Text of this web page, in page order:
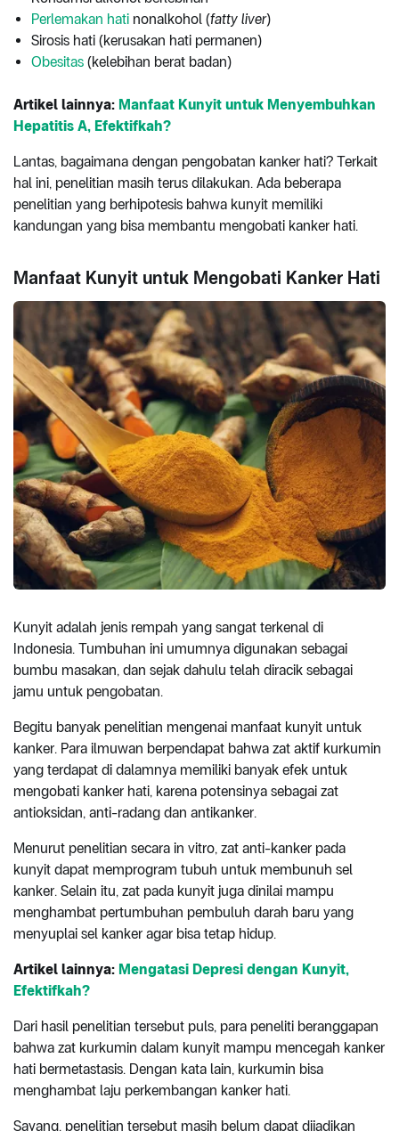
Perlemakan hati nonalkohol (fatty liver)
Sirosis hati (kerusakan hati permanen)
Obesitas (kelebihan berat badan)
Artikel lainnya: Manfaat Kunyit untuk Menyembuhkan
Hepatitis A, Efektifkah?
Lantas, bagaimana dengan pengobatan kanker hati? Terkait
hal ini, penelitian masih terus dilakukan. Ada beberapa
penelitian yang berhipotesis bahwa kunyit memiliki
kandungan yang bisa membantu mengobati kanker hati.
Manfaat Kunyit untuk Mengobati Kanker Hati
Kunyit adalah jenis rempah yang sangat terkenal di
Indonesia. Tumbuhan ini umumnya digunakan sebagai
bumbu masakan, dan sejak dahulu telah diracik sebagai
jamu untuk pengobatan.
Begitu banyak penelitian mengenai manfaat kunyit untuk
kanker. Para ilmuwan berpendapat bahwa zat aktif kurkumin
yang terdapat di dalamnya memiliki banyak efek untuk
mengobati kanker hati, karena potensinya sebagai zat
antioksidan, anti-radang dan antikanker.
Menurut penelitian secara in vitro, zat anti-kanker pada
kunyit dapat memprogram tubuh untuk membunuh sel
kanker. Selain itu, zat pada kunyit juga dinilai mampu
menghambat pertumbuhan pembuluh darah baru yang
menyuplai sel kanker agar bisa tetap hidup.
Artikel lainnya: Mengatasi Depresi dengan Kunyit,
Efektifkah?
Dari hasil penelitian tersebut puls, para peneliti beranggapan
bahwa zat kurkumin dalam kunyit mampu mencegah kanker
hati bermetastasis. Dengan kata lain, kurkumin bisa
menghambat laju perkembangan kanker hati.
Sayang, penelitian tersebut masih belum dapat dijadikan